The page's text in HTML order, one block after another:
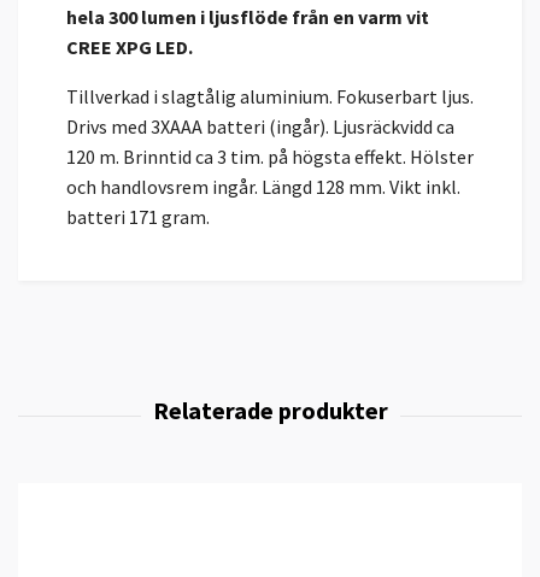
hela 300 lumen i ljusflöde från en varm vit
CREE XPG LED.
Tillverkad i slagtålig aluminium. Fokuserbart ljus.
Drivs med 3XAAA batteri (ingår). Ljusräckvidd ca
120 m. Brinntid ca 3 tim. på högsta effekt. Hölster
och handlovsrem ingår. Längd 128 mm. Vikt inkl.
batteri 171 gram.